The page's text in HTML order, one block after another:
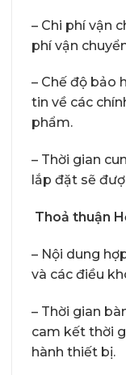
– Chi phí vận
phí vận
– Chế độ bảo
tin về các
phẩm.
– Thời gian
lắp đặt sẽ
Thoả thuận
– Nội dung
và các điều
– Thời gian
cam kết thời
hành thiết bị.